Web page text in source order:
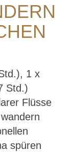
1 x
Std.)
Flüsse
spüren